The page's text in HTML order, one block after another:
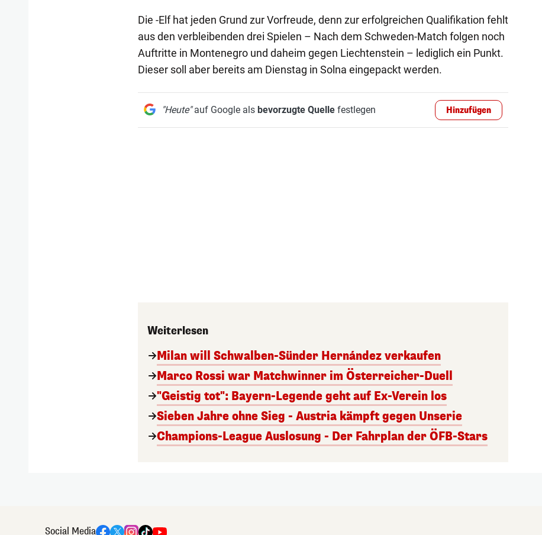
Die -Elf hat jeden Grund zur Vorfreude, denn zur erfolgreichen Qualifikation fehlt
aus den verbleibenden drei Spielen – Nach dem Schweden-Match folgen noch
Auftritte in Montenegro und daheim gegen Liechtenstein – lediglich ein Punkt.
Dieser soll aber bereits am Dienstag in Solna eingepackt werden.
"Heute"auf Google als bevorzugte Quellefestlegen Hinzufügen
Weiterlesen
Milan will Schwalben-Sünder Hernández verkaufen
Marco Rossi war Matchwinner im Österreicher-Duell
"Geistig tot": Bayern-Legende geht auf Ex-Verein los
Sieben Jahre ohne Sieg - Austria kämpft gegen Unserie
Champions-League Auslosung - Der Fahrplan der ÖFB-Stars
Social Media